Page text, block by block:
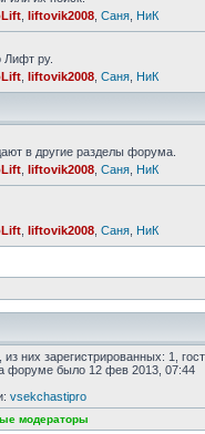
liftovik2008 Саня НиК
Лифт ру.
liftovik2008 Саня НиК
в другие разделы форума.
liftovik2008 Саня НиК
liftovik2008 Саня НиК
, из них зарегистрированных: 1,
форуме было 12 фев 2013, 07:44
vsekchastipro
модераторы